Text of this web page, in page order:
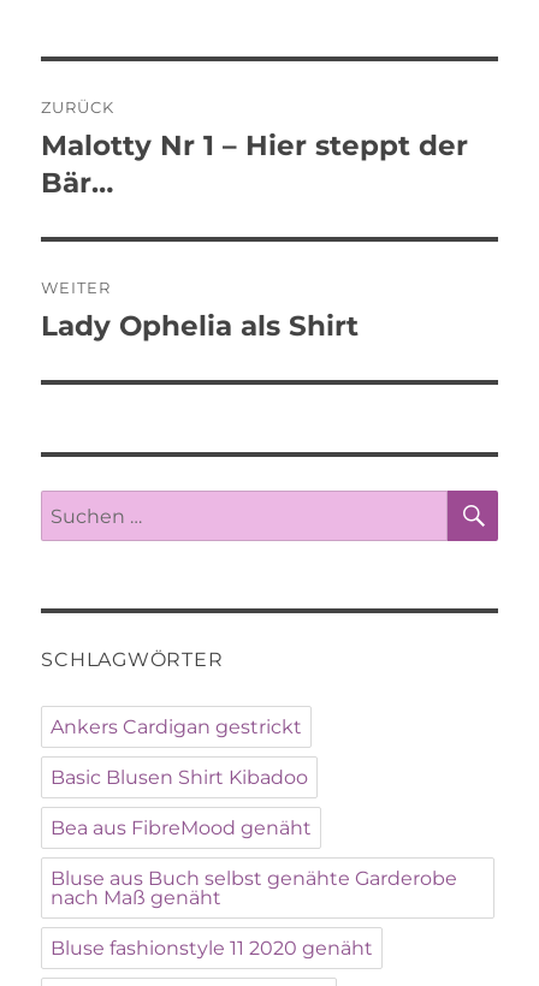
ZURÜCK
Vorheriger
Beitrag:
Malotty Nr 1 – Hier steppt der
Bär…
WEITER
Nächster
Lady Ophelia als Shirt
Suche
nach:
SCHLAGWÖRTER
Ankers Cardigan gestrickt
Basic Blusen Shirt Kibadoo
Bea aus FibreMood genäht
Bluse aus Buch selbst genähte Garderobe
nach Maß genäht
Bluse fashionstyle 11 2020 genäht